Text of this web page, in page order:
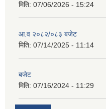
मिति: 07/06/2026 - 15:24
आ.व २०८२/०८३ बजेट
मिति: 07/14/2025 - 11:14
बजेट
मिति: 07/16/2024 - 11:29